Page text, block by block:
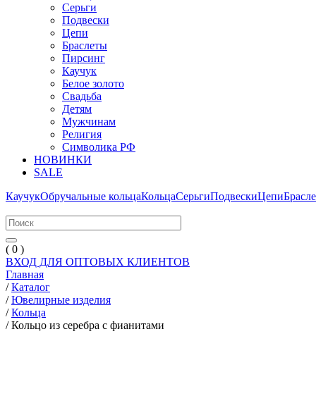
Серьги
Подвески
Цепи
Браслеты
Пирсинг
Каучук
Белое золото
Свадьба
Детям
Мужчинам
Религия
Символика РФ
НОВИНКИ
SALE
КаучукОбручальные кольцаКольцаСерьгиПодвескиЦепи
( 0 )
ВХОД ДЛЯ ОПТОВЫХ КЛИЕНТОВ
Главная
/ Каталог
/ Ювелирные изделия
/ Кольца
/ Кольцо из серебра с фианитами